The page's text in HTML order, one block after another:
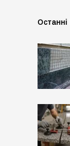
Останні